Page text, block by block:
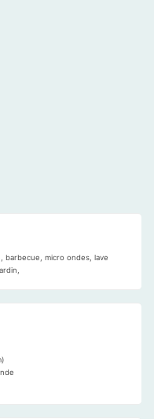
barbecue, micro ondes, lave